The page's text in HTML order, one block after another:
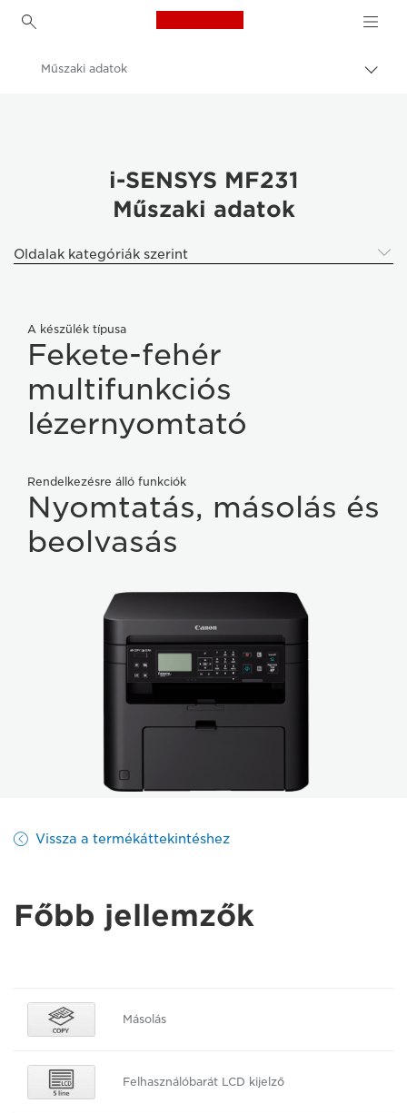
Canon Logo, back to
Műszaki adatok
i-SENSYS MF231
Műszaki adatok
Oldalak kategóriák szerint
A készülék típusa
Fekete-fehér
multifunkciós
lézernyomtató
Rendelkezésre álló funkciók
Nyomtatás, másolás és
beolvasás
Vissza a termékáttekintéshez
Főbb jellemzők
Másolás
Felhasználóbarát LCD kijelző